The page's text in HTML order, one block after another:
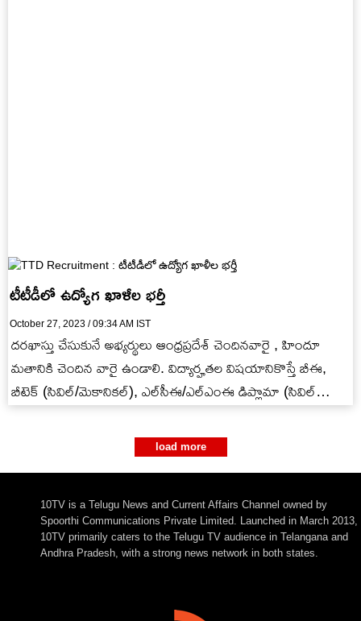
టీటీడీలో ఉద్యోగ ఖాళీల భర్తీ
October 27, 2023 / 09:34 AM IST
దరఖాస్తు చేసుకునే అభ్యర్థులు ఆంధ్రప్రదేశ్‌ చెందినవారై , హిందూ
మతానికి చెందిన వారై ఉండాలి. విద్యార్హతల విషయానికొస్తే బీఈ,
బీటెక్‌ (సివిల్‌/మెకానికల్‌), ఎల్‌సీఈ/ఎల్‌ఎంఈ డిప్లొమా (సివిల్
load more
10TV is a Telugu News and Current Affairs Channel owned by
Spoorthi Communications Private Limited. Launched in March 2013,
10TV primarily caters to the Telugu TV audience in Telangana and
Andhra Pradesh, with a strong news network in both states.